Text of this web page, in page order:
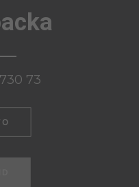
73